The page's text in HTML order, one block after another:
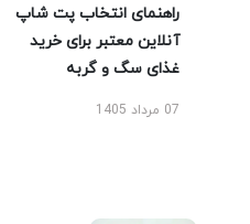
راهنمای انتخاب پت شاپ
آنلاین معتبر برای خرید
غذای سگ و گربه
07 مرداد 1405